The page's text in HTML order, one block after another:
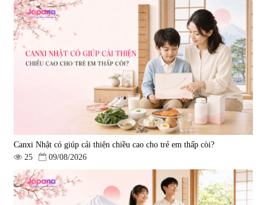
Sleepy Nhật Bản 80 viên
580.000 đ
điều trị đột quỵ Biken Kinase
Gold 60 viên
|0
1.570.000 đ
Canxi Nhật có giúp cải thiện chiều cao cho trẻ em thấp còi?
25
09/08/2026